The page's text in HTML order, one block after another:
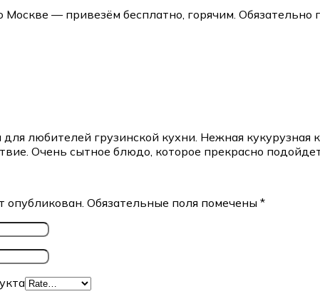
— привезём бесплатно, горячим. Обязательно
для любителей грузинской кухни. Нежная
Очень сытное блюдо, которое прекрасно
опубликован. Обязательные поля помечены *